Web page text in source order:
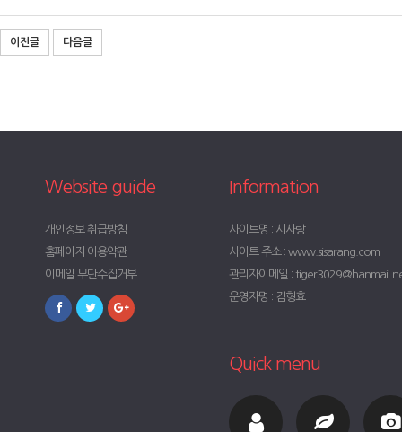
이전글 다음글
Website guide
개인정보 취급방침
홈페이지 이용약관
이메일 무단수집거부
Information
사이트명 : 시사랑
사이트 주소 : www.sisarang.com
관리자이메일 :
운영자명 : 김형효
Quick menu